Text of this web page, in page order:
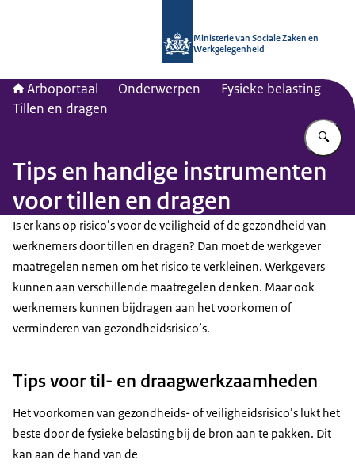
Ministerie van Sociale Zaken en
Werkgelegenheid
Arboportaal Onderwerpen
Fysieke belasting
Tillen en dragen
Tips en handige instrumenten
voor tillen en dragen
Is er kans op risico’s voor de veiligheid of de gezondheid van
werknemers door tillen en dragen? Dan moet de werkgever
maatregelen nemen om het risico te verkleinen. Werkgevers
kunnen aan verschillende maatregelen denken. Maar ook
werknemers kunnen bijdragen aan het voorkomen of
verminderen van gezondheidsrisico’s.
Tips voor til- en draagwerkzaamheden
Het voorkomen van gezondheids- of veiligheidsrisico’s lukt het
beste door de fysieke belasting bij de bron aan te pakken. Dit
kan aan de hand van de